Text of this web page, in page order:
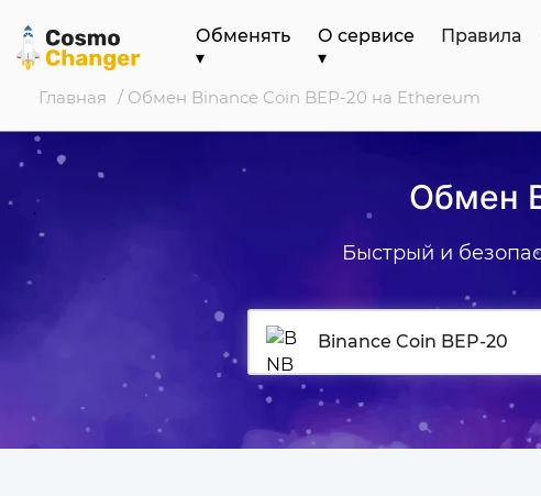
Обменять
▾
О сервисе
▾
Правила
Главная / Обмен Binance Coin BEP-20 на Ethereum
Обмен
Быстрый и
Binance Coin BEP-20